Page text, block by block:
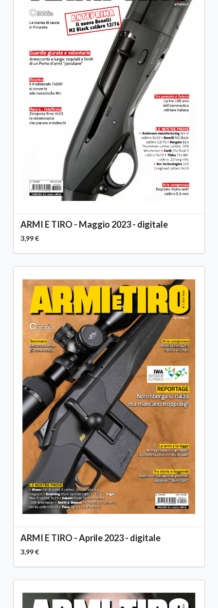
ARMI E TIRO - Maggio 2023 - digitale
3,99 €
ARMI E TIRO - Aprile 2023 - digitale
3,99 €